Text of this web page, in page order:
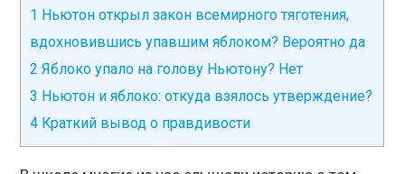
1 Ньютон открыл закон всемирного тяготения,
вдохновившись упавшим яблоком? Вероятно да
2 Яблоко упало на голову Ньютону? Нет
3 Ньютон и яблоко: откуда взялось утверждение?
4 Краткий вывод о правдивости